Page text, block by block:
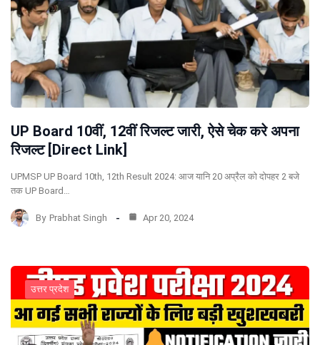
UP Board 10वीं, 12वीं रिजल्ट जारी, ऐसे चेक करे अपना
रिजल्ट [Direct Link]
UPMSP UP Board 10th, 12th Result 2024: आज यानि 20 अप्रैल को दोपहर 2 बजे
तक UP Board…
By Prabhat Singh Apr 20, 2024
उत्तर प्रदेश